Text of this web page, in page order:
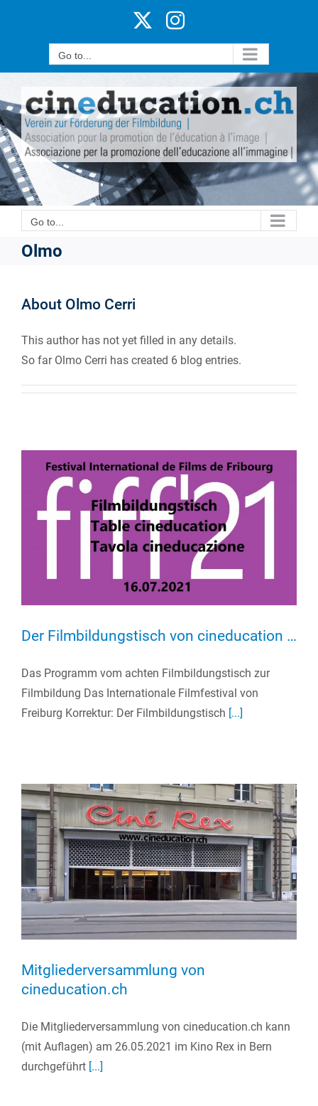
Instagram
Go to...
Go to...
Olmo
About Olmo Cerri
This author has not yet filled in any details.
So far Olmo Cerri has created 6 blog entries.
Der Filmbildungstisch von cineducation …
Das Programm vom achten Filmbildungstisch zur
Filmbildung Das Internationale Filmfestival von
Freiburg Korrektur: Der Filmbildungstisch [...]
Mitgliederversammlung von
cineducation.ch
Die Mitgliederversammlung von cineducation.ch kann
(mit Auflagen) am 26.05.2021 im Kino Rex in Bern
durchgeführt [...]